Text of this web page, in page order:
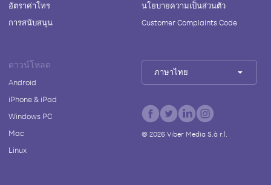
อัตราค่าโทร
การสนับสนุน
นโยบายความเป็นส่วนตัว
Customer Complaints Code
ดาวน์โหลด
Android
iPhone & iPad
Windows PC
Mac
Linux
ภาษาไทย
© 2026Viber Media S.à r.l.